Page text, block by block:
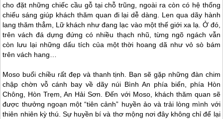
cho đặt những chiếc cầu gỗ tại chỗ trũng, ngoài ra còn có hệ thống
chiếu sáng giúp khách thăm quan đi lại dễ dàng. Len qua dãy hành
lang thăm thẳm, Lữ khách như đang lạc vào một thế giới xa lạ. Ở đó,
trên vách đá dựng đứng có nhiều thạch nhũ, từng ngõ ngách vẫn
còn lưu lại những dấu tích của một thời hoang dã như vỏ sò bám
trên vách hang…
Moso buổi chiều rất đẹp và thanh tịnh. Bạn sẽ gặp những đàn chim
chập chờn vỗ cánh bay về dãy núi Bình An phía biển, phía Hòn
Chông, Hòn Trẹm, An Hải Sơn. Đến với Moso, khách thăm quan sẽ
được thưởng ngoạn một “tiên cảnh” huyền ảo và trải lòng mình với
thiên nhiên kỳ thú. Sự huyền bí và thơ mộng nơi đây không chỉ để lại